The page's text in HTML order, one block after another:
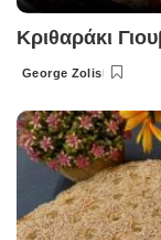
Κριθαράκι
Posted
George Zolis